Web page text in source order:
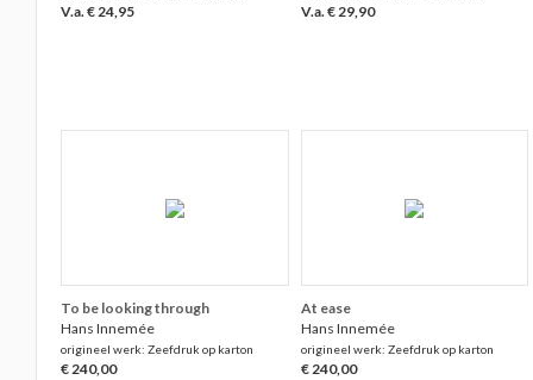
V.a. € 24,95 V.a. € 29,90
To be looking through
Hans Innemée
origineel werk: Zeefdruk op karton
€ 240,00
At ease
Hans Innemée
origineel werk: Zeefdruk op karton
€ 240,00